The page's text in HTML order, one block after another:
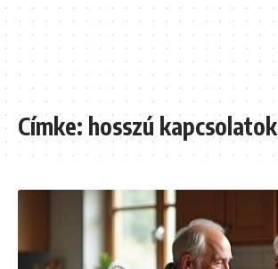
Címke:hosszú kapcsolatok